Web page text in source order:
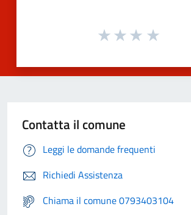
Contatta il comune
Leggi le domande frequenti
Richiedi Assistenza
Chiama il comune 0793403104